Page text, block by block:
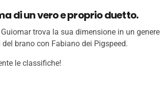
di un vero e proprio duetto.
trova la sua dimensione in un genere
brano con Fabiano dei Pigspeed.
le classifiche!